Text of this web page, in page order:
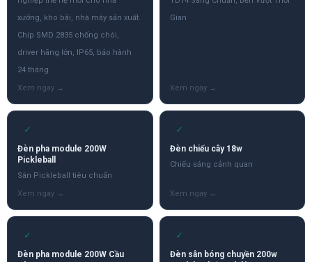
xưởng, kho bãi, nhà máy sản xuất.
Chip SMD 2835 chống chói,
driver hãng lớn, IP65, bảo hành
24 tháng.
Gian
✓
Đèn pha module 200W
Pickleball
Sân Pickleball tiêu chuẩn
✓
Đèn chiếu cây 18w
Chiếu sáng cảnh quan
✓
Đèn pha module 200W Cầu
✓
Đèn sân bóng chuyền 200w